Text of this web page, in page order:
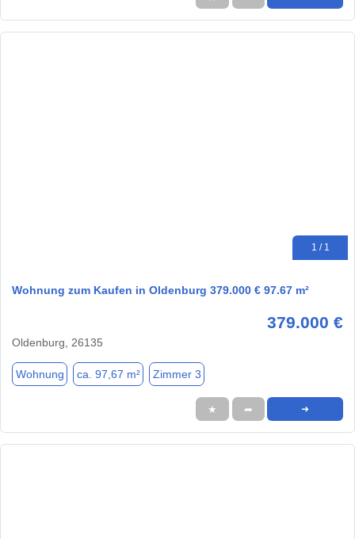
1 / 1
Wohnung zum Kaufen in Oldenburg 379.000 € 97.67 m²
379.000 €
Oldenburg, 26135
Wohnung ca. 97,67 m² Zimmer 3
★ ➦ ➜